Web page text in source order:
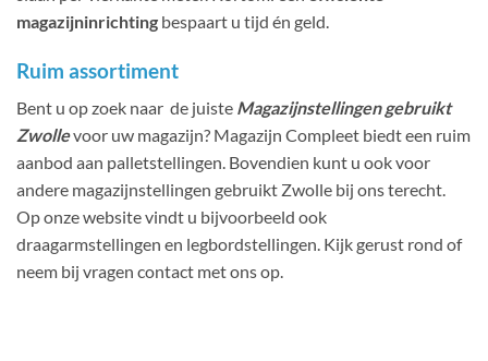
magazijninrichting bespaart u tijd én geld.
Ruim assortiment
Bent u op zoek naar de juiste Magazijnstellingen gebruikt
Zwollevoor uw magazijn? Magazijn Compleet biedt een ruim
aanbod aan palletstellingen. Bovendien kunt u ook voor
andere magazijnstellingen gebruikt Zwolle bij ons terecht.
Op onze website vindt u bijvoorbeeld ook
draagarmstellingen en legbordstellingen. Kijk gerust rond of
neem bij vragen contact met ons op.